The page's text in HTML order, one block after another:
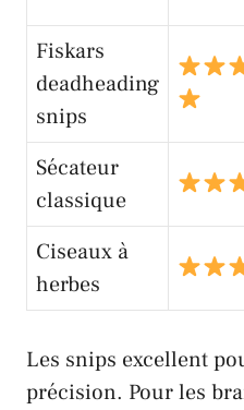
Fiskars
deadheading
snips
Sécateur
classique
Ciseaux à
herbes
Les snips excellent
précision. Pour les